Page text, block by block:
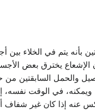
بأنه يتم في
يخترق بعض
ويمكنه، في الوقت
عنه إذا كان غير شفاف